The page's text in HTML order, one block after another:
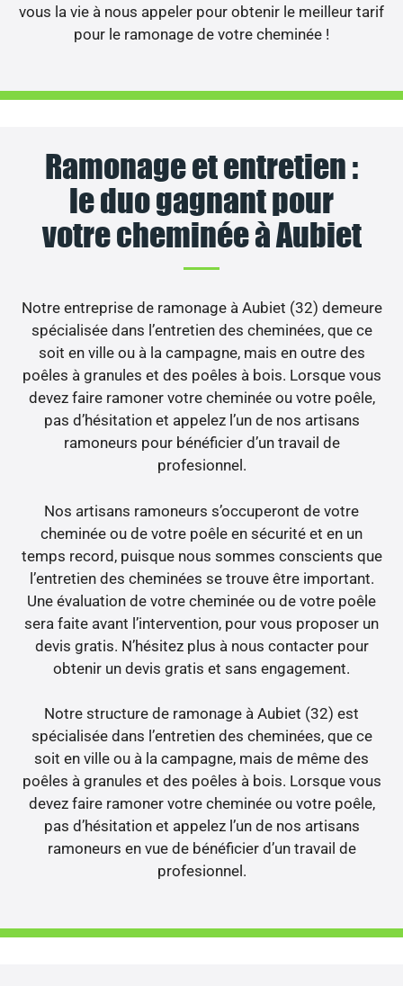
vous la vie à nous appeler pour obtenir le meilleur tarif
pour le ramonage de votre cheminée !
Ramonage et entretien :
le duo gagnant pour
votre cheminée à Aubiet
Notre entreprise de ramonage à Aubiet (32) demeure
spécialisée dans l’entretien des cheminées, que ce
soit en ville ou à la campagne, mais en outre des
poêles à granules et des poêles à bois. Lorsque vous
devez faire ramoner votre cheminée ou votre poêle,
pas d’hésitation et appelez l’un de nos artisans
ramoneurs pour bénéficier d’un travail de
profesionnel.
Nos artisans ramoneurs s’occuperont de votre
cheminée ou de votre poêle en sécurité et en un
temps record, puisque nous sommes conscients que
l’entretien des cheminées se trouve être important.
Une évaluation de votre cheminée ou de votre poêle
sera faite avant l’intervention, pour vous proposer un
devis gratis. N’hésitez plus à nous contacter pour
obtenir un devis gratis et sans engagement.
Notre structure de ramonage à Aubiet (32) est
spécialisée dans l’entretien des cheminées, que ce
soit en ville ou à la campagne, mais de même des
poêles à granules et des poêles à bois. Lorsque vous
devez faire ramoner votre cheminée ou votre poêle,
pas d’hésitation et appelez l’un de nos artisans
ramoneurs en vue de bénéficier d’un travail de
profesionnel.